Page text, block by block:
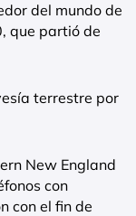
del mundo de
que partió de
terrestre por
New England
con
con el fin de